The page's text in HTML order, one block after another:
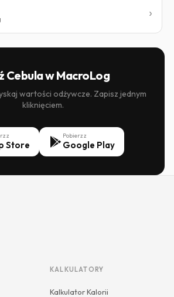
Cebula w MacroLog
wartości odżywcze. Zapisz jednym
kliknięciem.
z
Store
Pobierz z
Google Play
KALKULATORY
Kalkulator Kalorii